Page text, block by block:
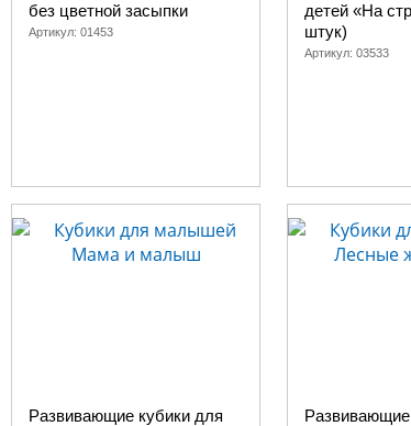
без цветной засыпки
Артикул: 01453
детей «На
штук)
Артикул: 03533
Развивающие кубики для